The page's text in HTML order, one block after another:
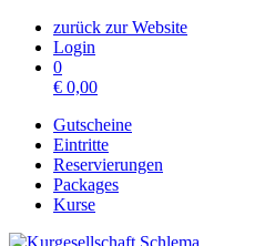
zurück zur Website
Login
0
€ 0,00
Gutscheine
Eintritte
Reservierungen
Packages
Kurse